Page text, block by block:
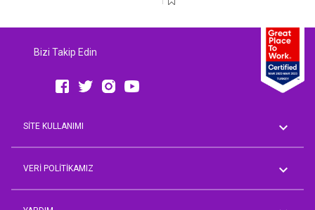
Bizi Takip Edin
SİTE KULLANIMI
AVM Rehberi
VERİ POLİTİKAMIZ